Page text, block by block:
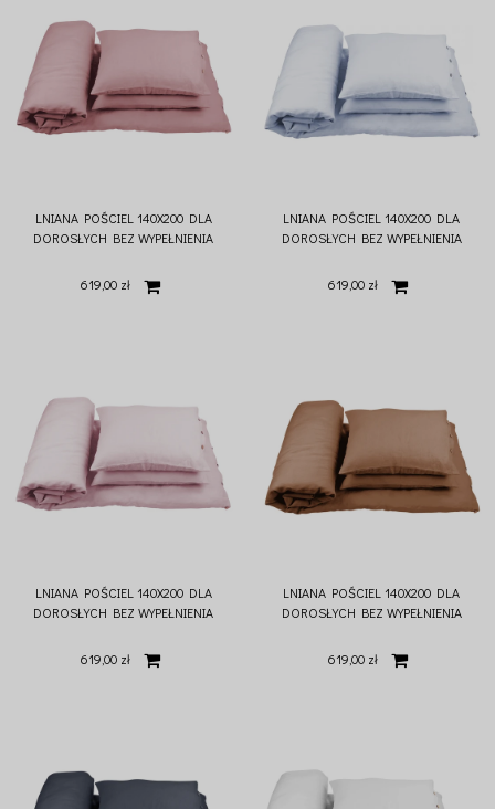
LNIANA POŚCIEL 140X200 DLA
DOROSŁYCH BEZ WYPEŁNIENIA
619,00 zł
LNIANA POŚCIEL 140X200 DLA
DOROSŁYCH BEZ WYPEŁNIENIA
619,00 zł
LNIANA POŚCIEL 140X200 DLA
DOROSŁYCH BEZ WYPEŁNIENIA
619,00 zł
LNIANA POŚCIEL 140X200 DLA
DOROSŁYCH BEZ WYPEŁNIENIA
619,00 zł